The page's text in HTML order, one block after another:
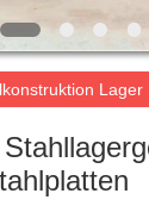
Lager